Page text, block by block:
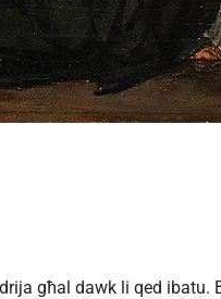
għal dawk li qed